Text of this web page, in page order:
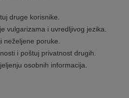
druge korisnike.
vulgarizama i uvredljivog jezika.
neželjene poruke.
i poštuj privatnost drugih.
osobnih informacija.